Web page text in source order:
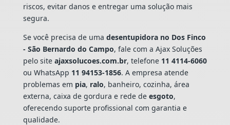
riscos, evitar danos e entregar uma solução mais
segura.
Se você precisa de uma desentupidora no Dos Finco
- São Bernardo do Campo, fale com a Ajax Soluções
pelo site ajaxsolucoes.com.br, telefone 11 4114-6060
ou WhatsApp 11 94153-1856. A empresa atende
problemas em pia, ralo, banheiro, cozinha, área
externa, caixa de gordura e rede de esgoto,
oferecendo suporte profissional com garantia e
qualidade.